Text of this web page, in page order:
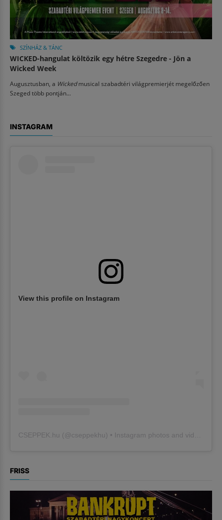
SZÍNHÁZ & TÁNC
WICKED-hangulat költözik egy hétre Szegedre - Jön a
Wicked Week
Augusztusban, a Wickedmusical szabadtéri világpremierjét megelőzően
Szeged több pontján...
INSTAGRAM
View this profile on Instagram
CSEPPEK.hu (@cseppekhu ) • Instagram photos and videos
FRISS